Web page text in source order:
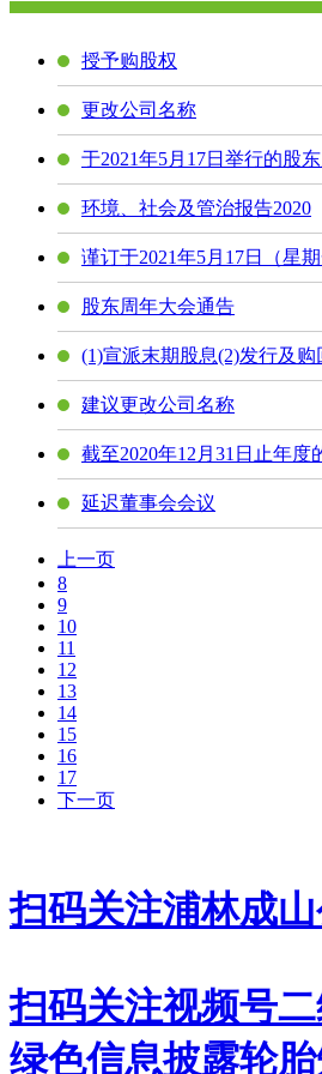
授予购股权
更改公司名称
于2021年5月17日举行的股
环境、社会及管治报告2020
谨订于2021年5月17日（星
股东周年大会通告
(1)宣派末期股息(2)发行及
建议更改公司名称
截至2020年12月31日止年度
延迟董事会会议
上一页
8
9
10
11
12
13
14
15
16
17
下一页
扫码关注浦林成
扫码关注视频号
绿色信息披露轮